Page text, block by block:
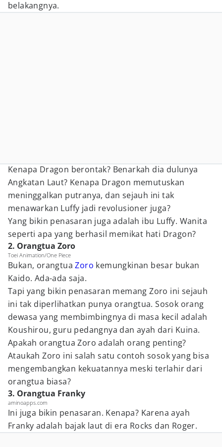
belakangnya.
Kenapa Dragon berontak? Benarkah dia dulunya
Angkatan Laut? Kenapa Dragon memutuskan
meninggalkan putranya, dan sejauh ini tak
menawarkan Luffy jadi revolusioner juga?
Yang bikin penasaran juga adalah ibu Luffy. Wanita
seperti apa yang berhasil memikat hati Dragon?
2. Orangtua Zoro
Toei Animation/One Piece
Bukan, orangtuaZoro kemungkinan besar bukan
Kaido. Ada-ada saja.
Tapi yang bikin penasaran memang Zoro ini sejauh
ini tak diperlihatkan punya orangtua. Sosok orang
dewasa yang membimbingnya di masa kecil adalah
Koushirou, guru pedangnya dan ayah dari Kuina.
Apakah orangtua Zoro adalah orang penting?
Ataukah Zoro ini salah satu contoh sosok yang bisa
mengembangkan kekuatannya meski terlahir dari
orangtua biasa?
3. Orangtua Franky
aminoapps.com
Ini juga bikin penasaran. Kenapa? Karena ayah
Franky adalah bajak laut di era Rocks dan Roger.